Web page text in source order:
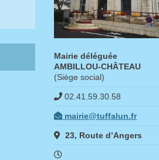
Mairie déléguée
AMBILLOU-CHÂTEAU
(Siège social)
02.41.59.30.58
mairie@tuffalun.fr
23, Route d’Angers